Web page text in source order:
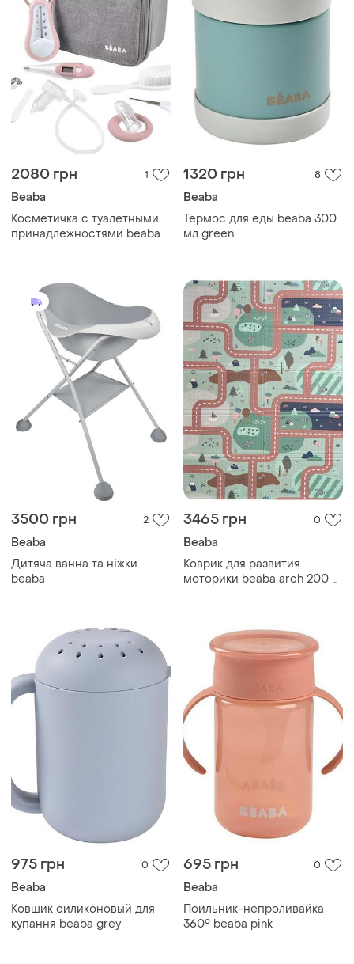
2080 грн 1
Beaba
Косметичка с туалетными
принадлежностями beaba
1320 грн 8
Beaba
Термос для еды beaba 300
мл green
3500 грн 2
Beaba
Дитяча ванна та ніжки
beaba
3465 грн 0
Beaba
Коврик для развития
моторики beaba arch 200 x
975 грн 0
Beaba
Ковшик силиконовый для
купання beaba grey
695 грн 0
Beaba
Поильник-непроливайка
360° beaba pink